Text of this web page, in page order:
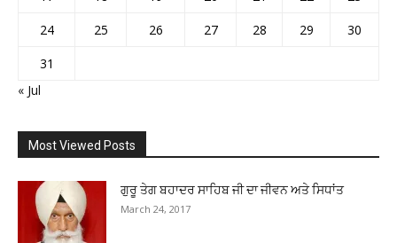
24
25 26 27 28 29
30
31
« Jul
Most Viewed Posts
ਗੁਰੂ ਤੇਗ ਬਹਾਦਰ ਸਾਹਿਬ ਜੀ ਦਾ ਜੀਵਨ ਅਤੇ ਸਿਧਾਂਤ
March 24, 2017